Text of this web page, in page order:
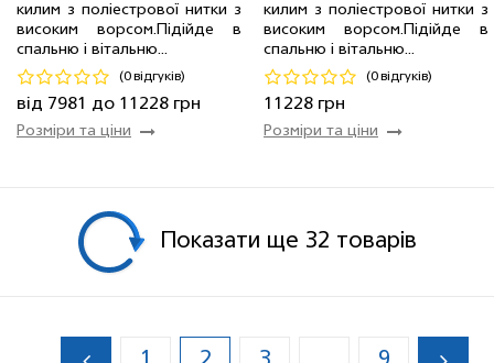
килим з поліестрової нитки з
високим ворсом.Пiдiйде в
спальню і вітальню...
(0 відгуків)
від 7981 до 11228 грн
Розміри та ціни
2.4 x 3.4 м
46 шт 11228 грн
Код 17171
Купити
килим з поліестрової нитки з
високим ворсом.Пiдiйде в
спальню і вітальню...
(0 відгуків)
11228 грн
Розміри та ціни
2.4 x 3.4 м 2 шт 11228 грн
Код 17172
Показати ще 32 товарiв